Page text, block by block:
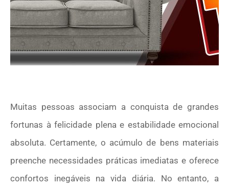
Muitas pessoas associam a conquista de grandes
fortunas à felicidade plena e estabilidade emocional
absoluta. Certamente, o acúmulo de bens materiais
preenche necessidades práticas imediatas e oferece
confortos inegáveis na vida diária. No entanto, a